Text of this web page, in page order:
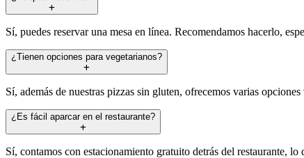
Sí, puedes reservar una mesa en línea. Recomendamos hacerlo,
¿Tienen opciones para vegetarianos?
Sí, además de nuestras pizzas sin gluten, ofrecemos varias
¿Es fácil aparcar en el restaurante?
Sí, contamos con estacionamiento gratuito detrás del restaurante,